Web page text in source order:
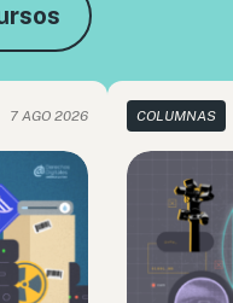
7 AGO 2026 COLUMNAS